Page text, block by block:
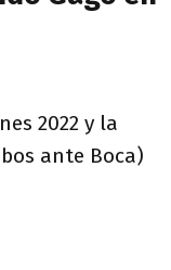
2022 y la
ante Boca)